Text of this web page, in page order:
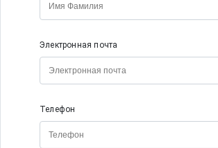
Электронная почта
Телефон